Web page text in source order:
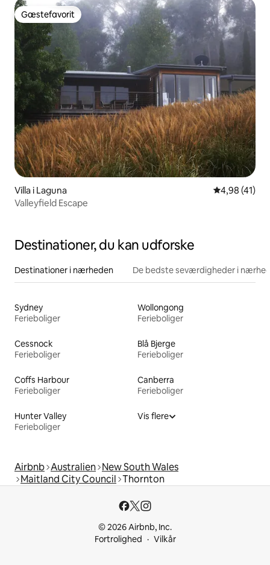
Gæstefavorit
Gæstefavorit
Villa i Laguna 4,98 ud af 5
4,98 (41)
Valleyfield Escape
Destinationer, du kan udforske
Destinationer i nærheden De bedste seværdigheder i
Sydney
Ferieboliger
Wollongong
Ferieboliger
Cessnock
Ferieboliger
Blå Bjerge
Ferieboliger
Coffs Harbour
Ferieboliger
Canberra
Ferieboliger
Hunter Valley
Ferieboliger
Vis flere
Airbnb Australien New South Wales
Maitland City Council Thornton
© 2026 Airbnb, Inc.
Fortrolighed
Vilkår